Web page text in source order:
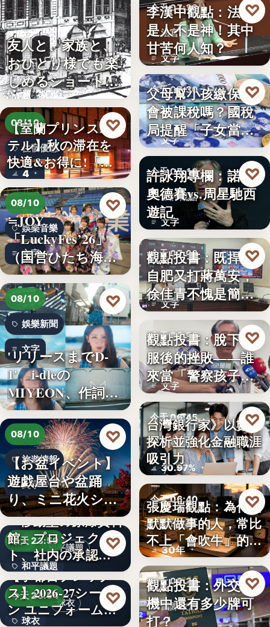
友人と、家族と、
おひとり様でも楽
しめるショート・
コンサー…
08/10
住宿優惠
4
【室蘭プリンスホ
テル】秋の滞在を
快適&お得に!「じ
ゃらん…
♡
08/10
娛樂音樂
文字
≒JOY
「LuckyFes’26」
（国営ひたち海浜
公園…
♡
08/10
娛樂新聞
文字
'リリースまでD-
1' i-dleの
MIYEON、作詞
に…
♡
08/10
旅遊情報
文字
【お盆イベント】
遊戯屋台や盆踊
り、ミニ花火ショ
ーなど～夏…
♡
和平議題
今天 23:59
和平議題
86.6
「移動型の原爆資料
館」プロジェク
ト、社内の承認を
経て始動
♡
球衣
今天 23:54
球衣
【宇都宮ブレック
ス】2026-27シーズ
ン ユニフォーム…
♡
今天 07:30
法官過勞
文字
李漢中觀點：法官
是人不是神！其中
甘苦何人知？
♡
今天 07:30
稅務理財
文字
父母幫小孩繳保費
會被課稅嗎？國稅
局提醒「子女當要
保人」恐…
♡
今天 07:10
影評觀點
文字
許詠翔專欄：諾蘭
奧德賽vs.周星馳西
遊記
♡
今天 07:00
政治評論
文字
觀點投書：既捍衛
自肥又打蔣萬安，
徐佳青不愧是簡舒
培的師父
♡
今天 06:50
警察家庭
文字
觀點投書：脫下制
服後的挫敗——誰
來當「警察孩子」
的保母？
♡
今天 06:45
金融職涯
30.97%
台灣銀行家》以數字
探析並強化金融職涯
吸引力
♡
今天 06:40
職場觀察
30年
張慶瑞觀點：為什麼
默默做事的人，常比
不上「會吹牛」的人
？
♡
今天 06:30
國際政治
觀點投書：外交危
機中還有多少牌可
打？
♡